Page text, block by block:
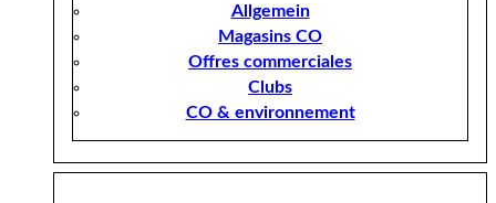
Allgemein
Magasins CO
Offres commerciales
Clubs
CO & environnement